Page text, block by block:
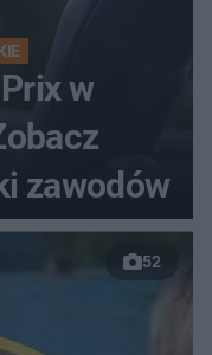
w
zawodów
52